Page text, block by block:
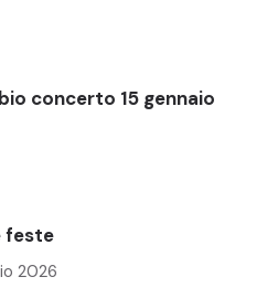
concerto 15 gennaio
feste
2026